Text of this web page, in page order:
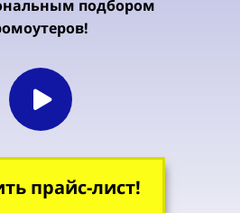
прайс-лист!
подбором